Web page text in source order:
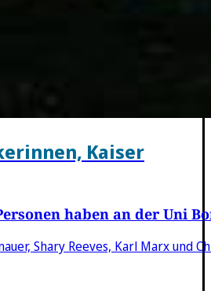
Kaiser
haben an der Uni
Shary Reeves, Karl Marx und